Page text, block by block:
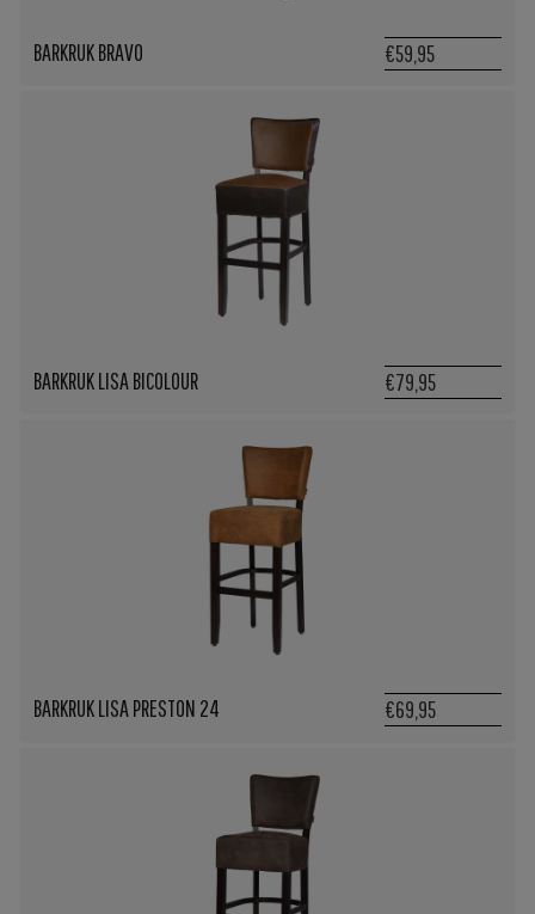
BARKRUK BRAVO €59,95
BARKRUK LISA BICOLOUR €79,95
BARKRUK LISA PRESTON 24 €69,95